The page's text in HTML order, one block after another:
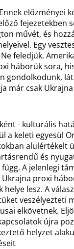
előzményei
fejezetekben
művét, és
Egy
feledjük.
háborúk sora,
gondolkodunk,
már csak
- kulturális
a keleti egyesül
alulértékelt
és
A jelenlegi
proxi
lesz. A
veszélyezteti
elkövetnek.
újra
helyzet